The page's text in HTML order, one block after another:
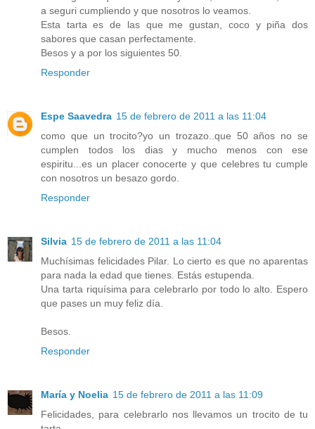
a seguri cumpliendo y que nosotros lo veamos.
Esta tarta es de las que me gustan, coco y piña dos
sabores que casan perfectamente.
Besos y a por los siguientes 50.
Responder
Espe Saavedra 15 de febrero de 2011 a las 11:04
como que un trocito?yo un trozazo..que 50 años no se
cumplen todos los dias y mucho menos con ese
espiritu...es un placer conocerte y que celebres tu cumple
con nosotros un besazo gordo.
Responder
Silvia 15 de febrero de 2011 a las 11:04
Muchísimas felicidades Pilar. Lo cierto es que no aparentas
para nada la edad que tienes. Estás estupenda.
Una tarta riquísima para celebrarlo por todo lo alto. Espero
que pases un muy feliz día.
Besos.
Responder
María y Noelia 15 de febrero de 2011 a las 11:09
Felicidades, para celebrarlo nos llevamos un trocito de tu